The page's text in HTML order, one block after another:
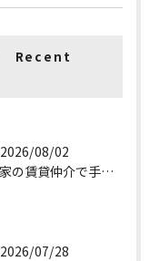
Recent
2026/08/02
空家の賃貸仲介で手数料と上限を徹底解説し200万円物件の注意点も紹介
2026/07/28